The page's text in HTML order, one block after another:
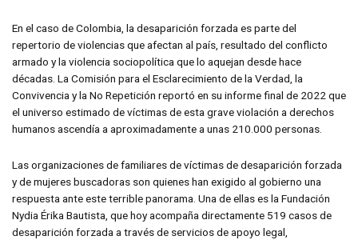
En el caso de Colombia, la desaparición forzada es parte del
repertorio de violencias que afectan al país, resultado del conflicto
armado y la violencia sociopolítica que lo aquejan desde hace
décadas. La Comisión para el Esclarecimiento de la Verdad, la
Convivencia y la No Repetición reportó en su informe final de 2022 que
el universo estimado de víctimas de esta grave violación a derechos
humanos ascendía a aproximadamente a unas 210.000 personas.
Las organizaciones de familiares de víctimas de desaparición forzada
y de mujeres buscadoras son quienes han exigido al gobierno una
respuesta ante este terrible panorama. Una de ellas es la Fundación
Nydia Érika Bautista, que hoy acompaña directamente 519 casos de
desaparición forzada a través de servicios de apoyo legal,